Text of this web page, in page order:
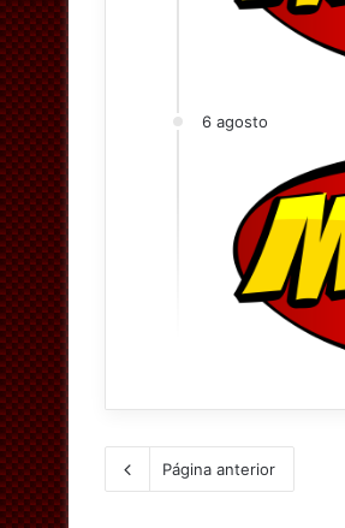
6 agosto
Página anterior